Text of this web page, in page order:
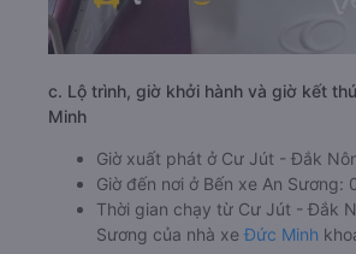
c. Lộ trình, giờ khởi hành và giờ kết
Minh
Giờ xuất phát ở Cư Jút - Đắk
Giờ đến nơi ở Bến xe An Sương:
Thời gian chạy từ Cư Jút - Đắk
Sương của nhà xe Đức Minh